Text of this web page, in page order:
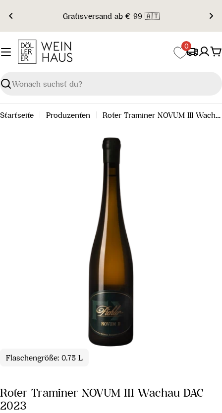
Inhalt
springen
Gratisversand ab € 99 🇦🇹
Suchen
0
Startseite Produzenten Roter Traminer NOVUM III Wachau DAC 2023
Flaschengröße: 0.75 L
Roter Traminer NOVUM III Wachau DAC
2023